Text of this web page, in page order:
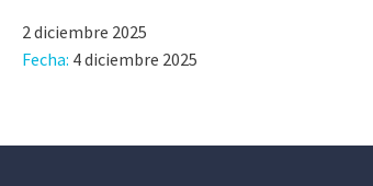
2 diciembre 2025
Fecha: 4 diciembre 2025